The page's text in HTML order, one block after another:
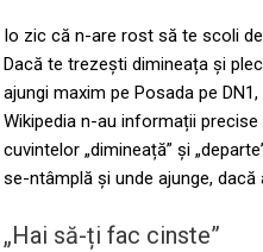
Io zic că n-are rost să te scoli
Dacă te trezești dimineața și
ajungi maxim pe Posada pe
Wikipedia n-au informații
cuvintelor „dimineață” și
se-ntâmplă și unde ajunge, dacă
„Hai să-ți fac cinste”